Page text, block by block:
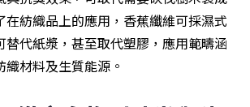
在紡織品上的應用，香蕉纖維可採濕式
替代紙漿，甚至取代塑膠，應用範疇涵
材料及生質能源。